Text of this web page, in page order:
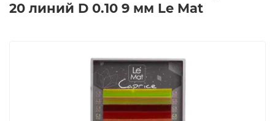
20 линий D 0.10 9 мм Le Mat